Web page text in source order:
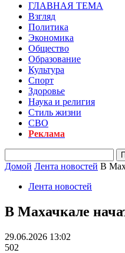
ГЛАВНАЯ ТЕМА
Взгляд
Политика
Экономика
Общество
Образование
Культура
Спорт
Здоровье
Наука и религия
Стиль жизни
СВО
Реклама
Домой Лента новостей В
Лента новостей
В Махачкале
29.06.2026 13:02
502